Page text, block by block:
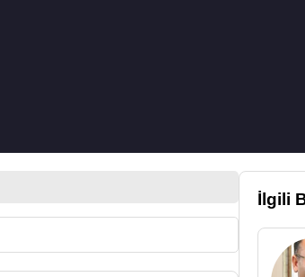
İlgili